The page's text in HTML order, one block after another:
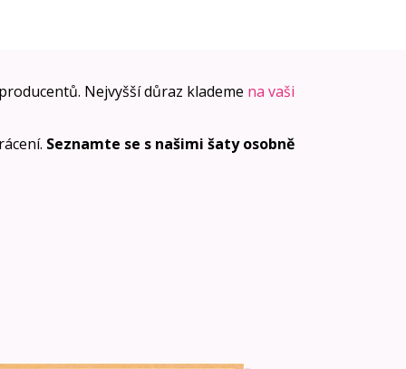
Nejvyšší důraz klademe na vaši
Seznamte se s našimi šaty osobně